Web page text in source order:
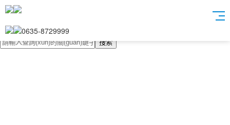
0635-8729999
搜索